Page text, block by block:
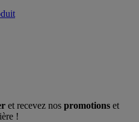
et recevez nos promotions et
!